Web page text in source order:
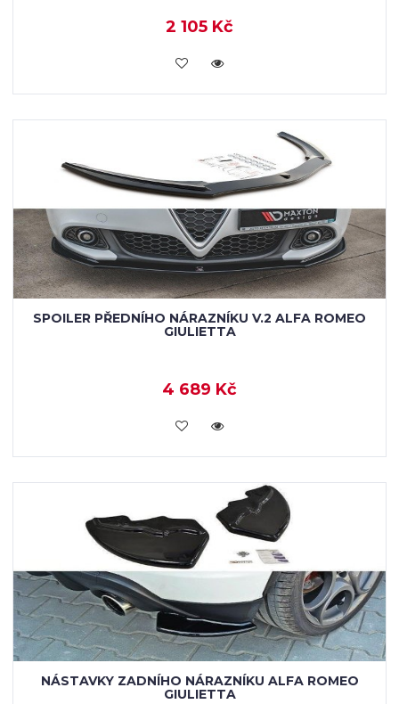
2 105 Kč
KOUPIT
SPOILER PŘEDNÍHO NÁRAZNÍKU V.2 ALFA ROMEO
GIULIETTA
4 689 Kč
KOUPIT
NÁSTAVKY ZADNÍHO NÁRAZNÍKU ALFA ROMEO
GIULIETTA